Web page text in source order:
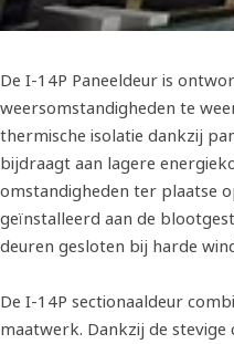
De I-14P Paneeldeur is
weersomstandigheden te
thermische isolatie dankzij
bijdraagt aan lagere
omstandigheden ter plaatse
geïnstalleerd aan de
deuren gesloten bij harde
De I-14P sectionaaldeur
maatwerk. Dankzij de